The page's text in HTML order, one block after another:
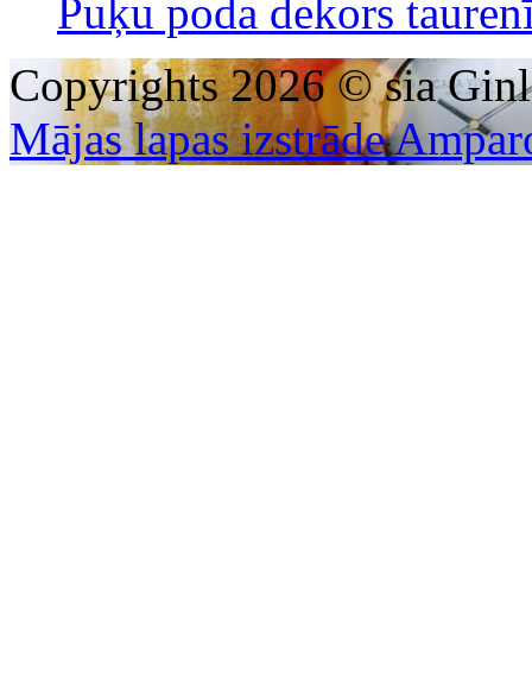
Puķu poda dekors
Copyrights 2026 © sia
Mājas lapas izstrāde